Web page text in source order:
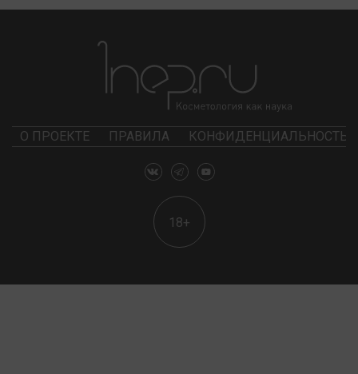
О ПРОЕКТЕ ПРАВИЛА КОНФИДЕНЦИАЛЬНОСТЬ
18+